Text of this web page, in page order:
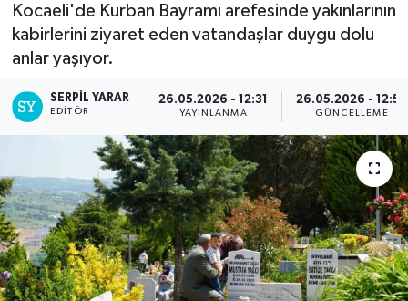
Kocaeli'de Kurban Bayramı arefesinde yakınlarının
kabirlerini ziyaret eden vatandaşlar duygu dolu
anlar yaşıyor.
SERPİL YARAR
EDITÖR
26.05.2026 - 12:31
YAYINLANMA
26.05.2026 - 12:55
GÜNCELLEME